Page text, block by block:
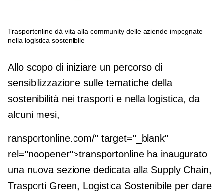
Trasportonline dà vita alla community delle aziende impegnate
nella logistica sostenibile
Trasportonline dà vita alla community
delle aziende impegnate nella
logistica sostenibile
Allo scopo di iniziare un percorso di
sensibilizzazione sulle tematiche della
sostenibilità nei trasporti e nella logistica, da
alcuni mesi,
ransportonline.com/" target="_blank"
rel="noopener">transportonline ha inaugurato
una nuova sezione dedicata alla Supply Chain,
Trasporti Green, Logistica Sostenibile per dare